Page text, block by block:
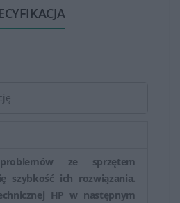
nawet latami, w zależności od
gwarancji mogą
serwis, możliwość
przed podjęciem decyzji o
ze sprzętem
szybkość ich rozwiązania.
HP w następnym